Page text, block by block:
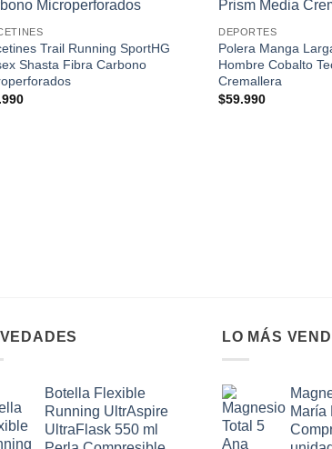
Trail Running SportHG
Shasta Fibra Carbono
DEPORTES
Polera Manga
Hombre Cobalto
Cremallera
$59.990
Botella Flexible
Running UltrAspire
UltraFlask 550 ml
LO MÁS
María